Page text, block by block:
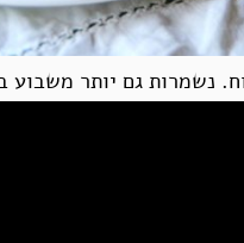
נשמרות גם יותר